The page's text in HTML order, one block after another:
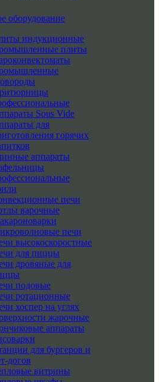
оборудование
индукционные
плиты
Sous Vide
для
горячих
аппараты
печи
варочные
печи
высокоскоростные
для пиццы
дровяные для
подовые
ротационные
хоспер на углях
жарочные
аппараты
для бургеров и
догов
витрины